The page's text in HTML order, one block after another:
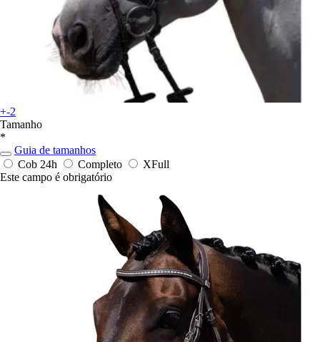
+-2
Tamanho
*
Guia de tamanhos
Cob 24h Completo
XFull
Este campo é obrigatório